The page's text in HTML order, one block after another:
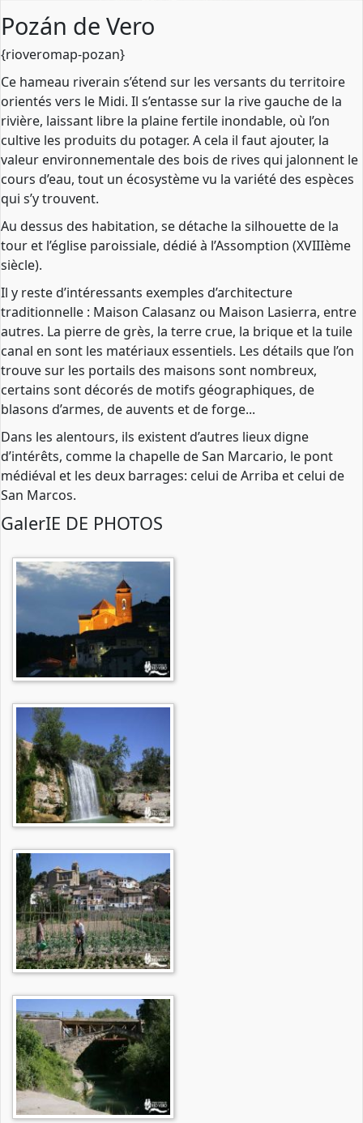
Pozán de Vero
{rioveromap-pozan}
Ce hameau riverain s’étend sur les versants du territoire
orientés vers le Midi. Il s’entasse sur la rive gauche de la
rivière, laissant libre la plaine fertile inondable, où l’on
cultive les produits du potager. A cela il faut ajouter, la
valeur environnementale des bois de rives qui jalonnent le
cours d’eau, tout un écosystème vu la variété des espèces
qui s’y trouvent.
Au dessus des habitation, se détache la silhouette de la
tour et l’église paroissiale, dédié à l’Assomption (XVIIIème
siècle).
Il y reste d’intéressants exemples d’architecture
traditionnelle : Maison Calasanz ou Maison Lasierra, entre
autres. La pierre de grès, la terre crue, la brique et la tuile
canal en sont les matériaux essentiels. Les détails que l’on
trouve sur les portails des maisons sont nombreux,
certains sont décorés de motifs géographiques, de
blasons d’armes, de auvents et de forge...
Dans les alentours, ils existent d’autres lieux digne
d’intérêts, comme la chapelle de San Marcario, le pont
médiéval et les deux barrages: celui de Arriba et celui de
San Marcos.
GalerIE DE PHOTOS